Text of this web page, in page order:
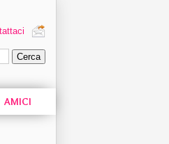
AMICI